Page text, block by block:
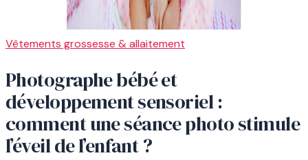
Vêtements grossesse & allaitement
Photographe bébé et
développement sensoriel :
comment une séance photo stimule
l’éveil de l’enfant ?